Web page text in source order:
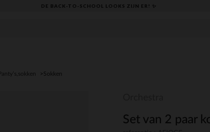
DE BACK-TO-SCHOOL LOOKS ZIJN ER! ✨
Panty’s,sokken Sokken
Set van 2 paar